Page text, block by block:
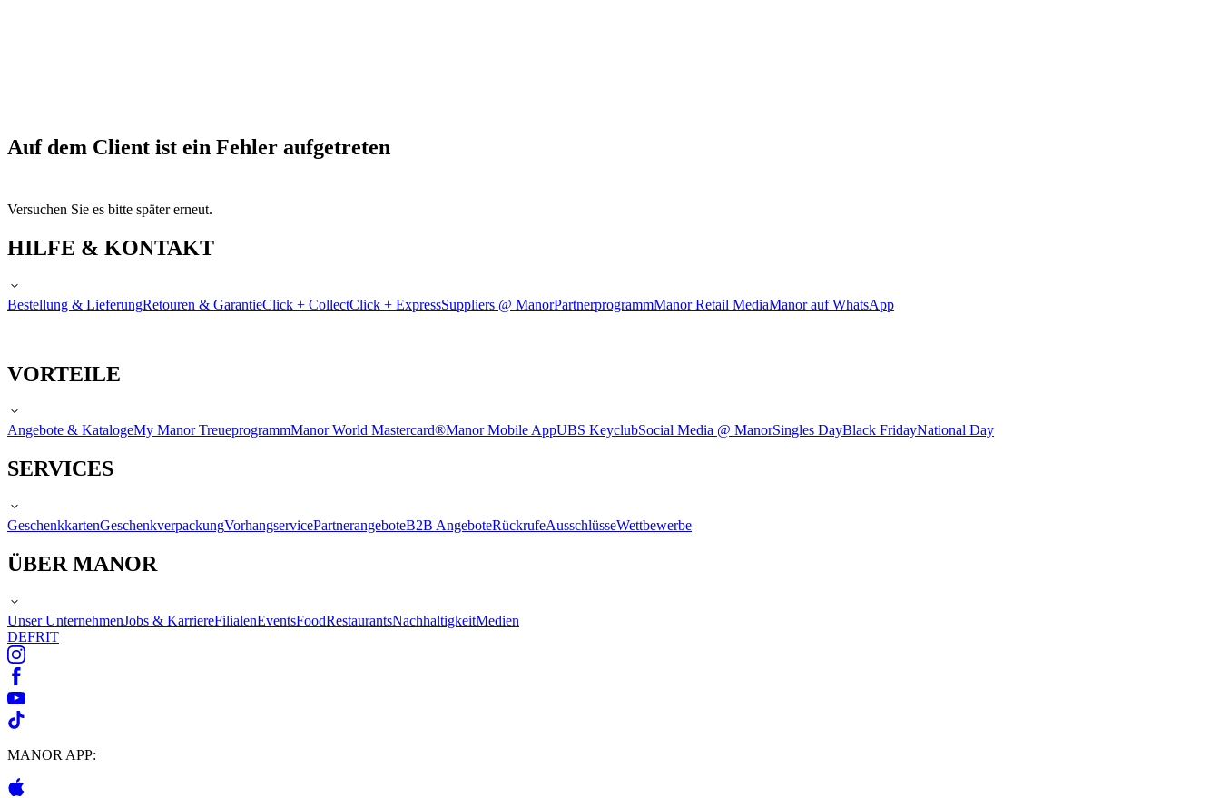
Auf dem Client ist ein Fehler aufgetreten
Versuchen Sie es bitte später erneut.
HILFE & KONTAKT
Bestellung & LieferungRetouren & GarantieClick + CollectClick + ExpressSuppliers @ ManorPartnerprogrammManor Retail MediaManor auf WhatsApp
VORTEILE
Angebote & KatalogeMy Manor TreueprogrammManor World Mastercard®Manor Mobile AppUBS KeyclubSocial Media @ ManorSingles DayBlack FridayNational Day
SERVICES
GeschenkkartenGeschenkverpackungVorhangservicePartnerangeboteB2B AngeboteRückrufeAusschlüsseWettbewerbe
ÜBER MANOR
Unser UnternehmenJobs & KarriereFilialenEventsFoodRestaurantsNachhaltigkeitMedien
DEFRIT
MANOR APP: